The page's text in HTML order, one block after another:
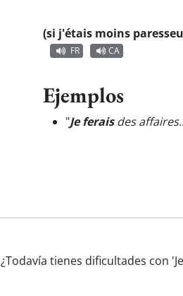
(si j'étais moins
FR
CA
Ejemplos
"Je feraisdes
¿Todavía tienes dificultades con